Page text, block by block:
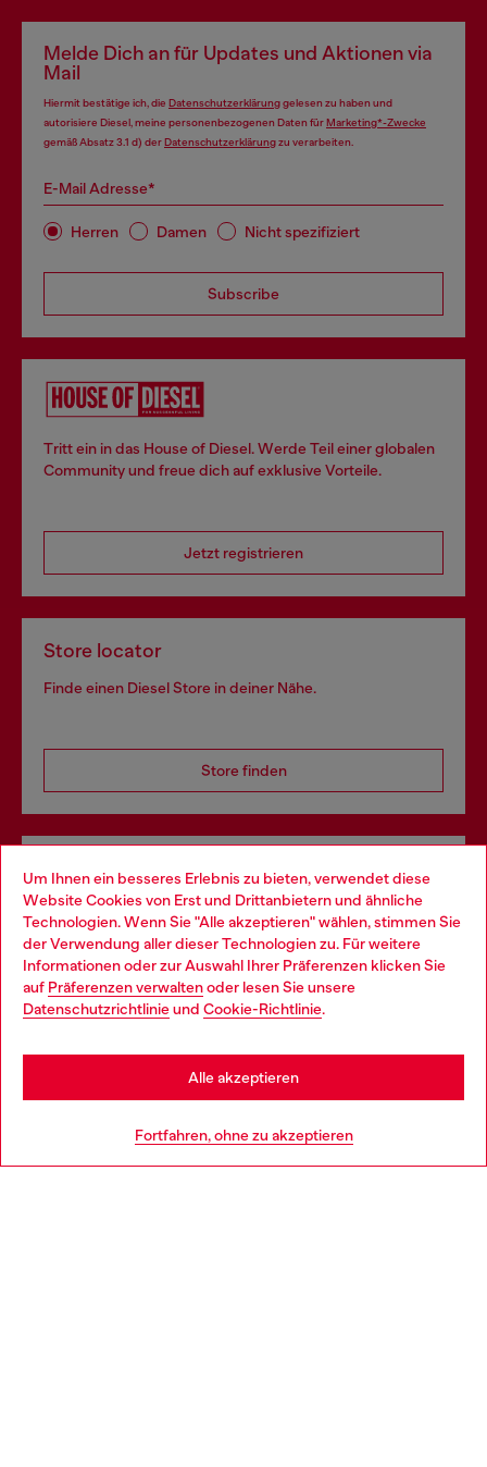
Um Ihnen ein besseres Erlebnis zu bieten, verwendet diese
Website Cookies von Erst und Drittanbietern und ähnliche
Technologien. Wenn Sie "Alle akzeptieren" wählen, stimmen Sie
der Verwendung aller dieser Technologien zu. Für weitere
Informationen oder zur Auswahl Ihrer Präferenzen klicken Sie
auf Präferenzen verwaltenoder lesen Sie unsere
Datenschutzrichtlinieund Cookie-Richtlinie.
Fortfahren, ohne zu akzeptieren
Alle akzeptieren
Melde Dich an für Updates und Aktionen via
Mail
Hiermit bestätige ich, die Datenschutzerklärunggelesen zu haben und
autorisiere Diesel, meine personenbezogenen Daten fürMarketing*-Zwecke
gemäß Absatz 3.1 d) derDatenschutzerklärungzu verarbeiten.
E-Mail Adresse*
Herren Damen Nicht spezifiziert
Subscribe
Tritt ein in das House of Diesel. Werde Teil einer globalen
Community und freue dich auf exklusive Vorteile.
Jetzt registrieren
Store locator
Finde einen Diesel Store in deiner Nähe.
Store finden
Omnichannel-Services
Entdecke unser gesamtes Service-Angebot, online und
im Store.
Mehr erfahren
Choose your location
You are currently browsing Österreich website, but it seems you
may be based in United States